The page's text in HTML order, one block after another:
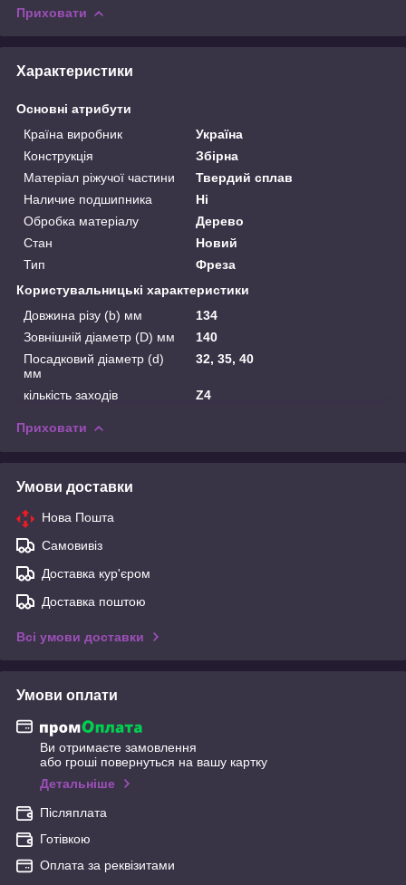
Приховати
Характеристики
Основні атрибути
Країна виробник
Україна
Конструкція
Збірна
Матеріал ріжучої частини
Твердий сплав
Наличие подшипника
Ні
Обробка матеріалу
Дерево
Стан
Новий
Тип
Фреза
Користувальницькі характеристики
Довжина різу (b) мм
134
Зовнішній діаметр (D) мм
140
Посадковий діаметр (d)
мм
32, 35, 40
кількість заходів Z4
Приховати
Умови доставки
Нова Пошта
Самовивіз
Доставка кур'єром
Доставка поштою
Всі умови доставки
Умови оплати
Ви отримаєте замовлення
або гроші повернуться на вашу картку
Детальніше
Післяплата
Готівкою
Оплата за реквізитами